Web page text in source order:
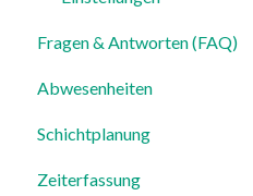
Fragen & Antworten (FAQ)
Login, Account &
Mitarbeiterverwaltung
Mitarbeiterprofile &
Abwesenheiten
Schichtplanung
Zeiterfassung